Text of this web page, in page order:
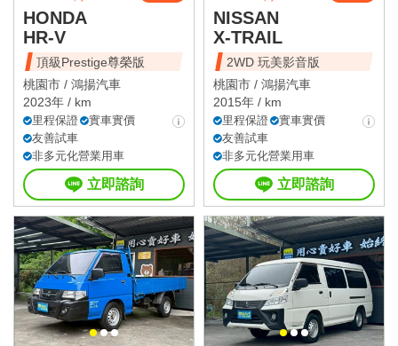
HONDA
HR-V
頂級Prestige尊榮版
桃園市 / 鴻揚汽車
2023年 / km
里程保證
實車實價
友善試車
非多元化營業用車
立即諮詢
NISSAN
X-TRAIL
2WD 玩美影音版
桃園市 / 鴻揚汽車
2015年 / km
里程保證
實車實價
友善試車
非多元化營業用車
立即諮詢